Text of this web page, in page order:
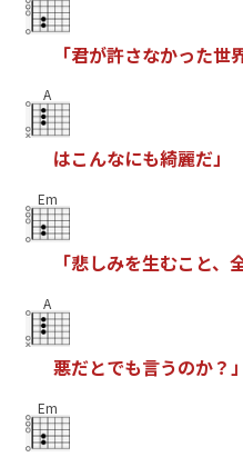
「君が許さなかった世
A
はこんなにも綺麗だ」
Em
「悲しみを生むこ と、
A
悪だとでも言うのか？ 」
Em